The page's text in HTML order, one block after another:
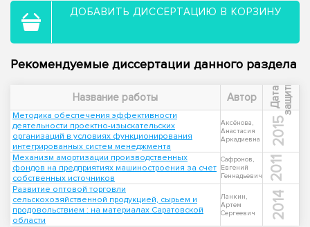
ДОБАВИТЬ ДИССЕРТАЦИЮ В КОРЗИНУ
Рекомендуемые диссертации данного раздела
Название работы Автор Д
а
т
а
з
а
щ
и
т ы
Методика обеспечения эффективности
деятельности проектно-изыскательских
организаций в условиях функционирования
интегрированных систем менеджмента
Аксёнова,
Анастасия
Аркадиевна
2015
Механизм амортизации производственных
фондов на предприятиях машиностроения за счет
собственных источников
Сафронов,
Евгений
Геннадьевич
2011
Развитие оптовой торговли
сельскохозяйственной продукцией, сырьем и
продовольствием : на материалах Саратовской
области
Ланкин,
Артем
Сергеевич
2014